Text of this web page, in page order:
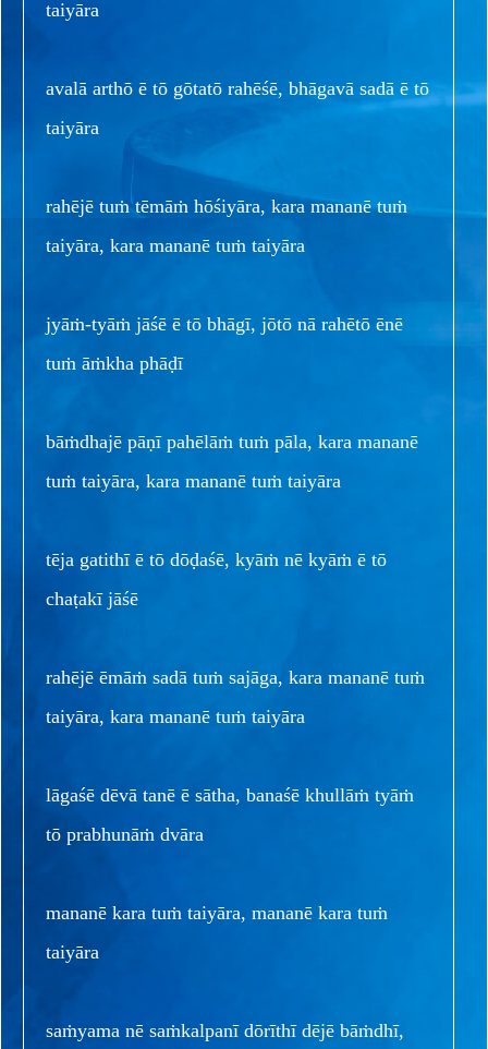
taiyāra
avalā arthō ē tō gōtatō rahēśē, bhāgavā sadā ē tō
taiyāra
rahējē tuṁ tēmāṁ hōśiyāra, kara mananē tuṁ
taiyāra, kara mananē tuṁ taiyāra
jyāṁ-tyāṁ jāśē ē tō bhāgī, jōtō nā rahētō ēnē
tuṁ āṁkha phāḍī
bāṁdhajē pāṇī pahēlāṁ tuṁ pāla, kara mananē
tuṁ taiyāra, kara mananē tuṁ taiyāra
tēja gatithī ē tō dōḍaśē, kyāṁ nē kyāṁ ē tō
chaṭakī jāśē
rahējē ēmāṁ sadā tuṁ sajāga, kara mananē tuṁ
taiyāra, kara mananē tuṁ taiyāra
lāgaśē dēvā tanē ē sātha, banaśē khullāṁ tyāṁ
tō prabhunāṁ dvāra
mananē kara tuṁ taiyāra, mananē kara tuṁ
taiyāra
saṁyama nē saṁkalpanī dōrīthī dējē bāṁdhī,